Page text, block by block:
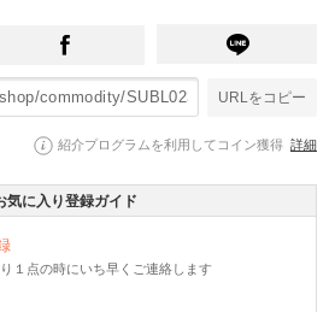
URLをコピー
紹介プログラムを利用してコイン獲得 詳細
気に入り登録ガイド
１点の時にいち早くご連絡します